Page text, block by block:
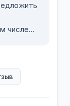
числе
2